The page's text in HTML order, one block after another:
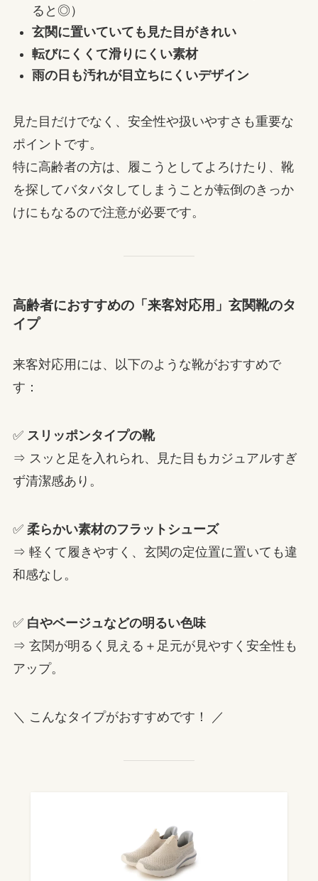
ると◎）
玄関に置いていても見た目がきれい
転びにくくて滑りにくい素材
雨の日も汚れが目立ちにくいデザイン
見た目だけでなく、安全性や扱いやすさも重要な
ポイントです。
特に高齢者の方は、履こうとしてよろけたり、靴
を探してバタバタしてしまうことが転倒のきっか
けにもなるので注意が必要です。
高齢者におすすめの「来客対応用」玄関靴のタ
イプ
来客対応用には、以下のような靴がおすすめで
す：
✅ スリッポンタイプの靴
⇒ スッと足を入れられ、見た目もカジュアルすぎ
ず清潔感あり。
✅ 柔らかい素材のフラットシューズ
⇒ 軽くて履きやすく、玄関の定位置に置いても違
和感なし。
✅ 白やベージュなどの明るい色味
⇒ 玄関が明るく見える＋足元が見やすく安全性も
アップ。
＼ こんなタイプがおすすめです！ ／